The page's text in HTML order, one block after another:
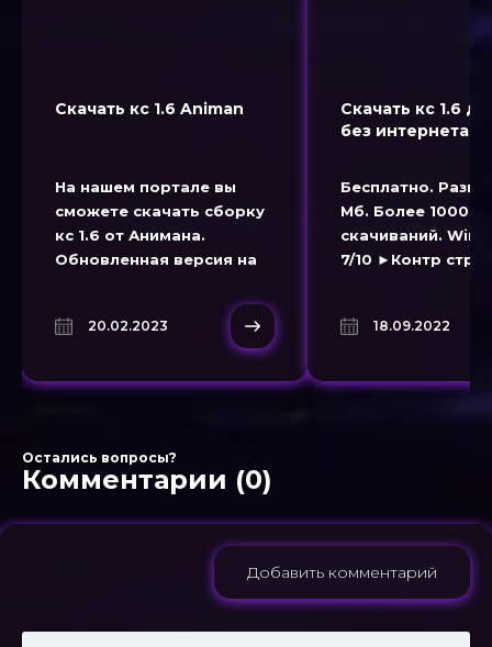
Скачать кс 1.6 Animan
На нашем портале вы
сможете скачать сборку
кс 1.6 от Анимана.
Обновленная версия на
игры Counter-Strike 1.6
известного Ютубера
Аниман. CS 1.6 Animan
сборка полностью на
20.02.2023
Скачать кс 1.6
без интернета
Бесплатно.
Мб. Более 10000
скачиваний.
7/10 ►Контр
на русском языке,
скачивания.
18.09.2022
Остались вопросы?
Комментарии (0)
Добавить комментарий